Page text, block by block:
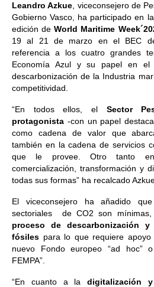
Leandro Azkue , viceconsejero de
Gobierno Vasco, ha participado en
edición deWorld Maritime
19 al 21 de marzo en el BEC
referencia a los cuatro grandes
Economía Azul y su papel en el
descarbonización de la Industria
competitividad.
“En todos ellos, el Sector
protagonista -con un papel
como cadena de valor que
también en la cadena de servicios
que le provee. Otro tanto
comercialización, transformación y
todas sus formas” ha recalcado
El viceconsejero ha añadido
sectoriales de CO2 son mínimas,
proceso de descarbonización
fósiles para lo que requiere
nuevo Fondo europeo “ad hoc”
FEMPA”.
“En cuanto a la digitalización